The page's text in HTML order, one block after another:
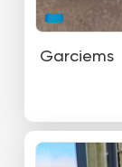
Garciems